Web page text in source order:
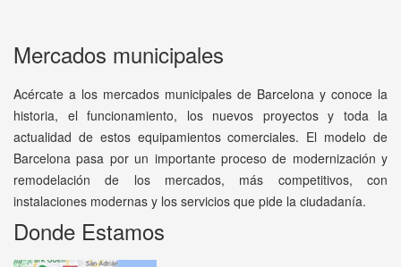
Mercados municipales
Acércate a los mercados municipales de Barcelona y conoce la
historia, el funcionamiento, los nuevos proyectos y toda la
actualidad de estos equipamientos comerciales. El modelo de
Barcelona pasa por un importante proceso de modernización y
remodelación de los mercados, más competitivos, con
instalaciones modernas y los servicios que pide la ciudadanía.
Donde Estamos